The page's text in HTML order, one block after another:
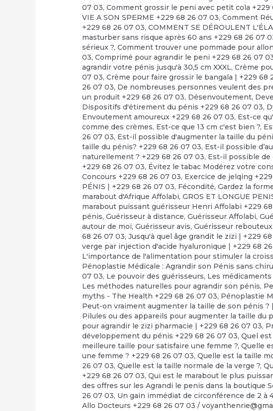
07 03,Comment grossir le peni avec petit cola +229
VIE A SON SPERME +229 68 26 07 03,Comment
+229 68 26 07 03,COMMENT SE DÉROULENT
masturber sans risque après 60 ans +229 68 26 07
sérieux ?,Comment trouver une pommade pour
03,Comprimé pour agrandir le peni +229 68 26 07
agrandir votre pénis jusqu'à 30,5 cm XXXL,Crème
07 03,Crème pour faire grossir le bangala | +229 68
26 07 03, De nombreuses personnes veulent des
un produit +229 68 26 07 03, Désenvoutement,
Dispositifs d'étirement du pénis +229 68 26 07 03,
Envoutement amoureux +229 68 26 07 03, Est-ce
comme des crèmes, Est-ce que 13 cm c'est bien ?,
26 07 03, Est-il possible d'augmenter la taille du
taille du pénis? +229 68 26 07 03, Est-il possible
naturellement ? +229 68 26 07 03, Est-il possible de
+229 68 26 07 03, Évitez le tabac Modérez votre
Concours +229 68 26 07 03, Exercice de jelqing
PÉNIS | +229 68 26 07 03, Fécondité,Gardez la
marabout d'Afrique Affolabi,GROS ET LONGUE
marabout puissant guérisseur Henri Affolabi +229
pénis,Guérisseur à distance,Guérisseur Affolabi,
autour de moi,Guérisseur avis,Guérisseur rebouteux
68 26 07 03,Jusqu'à quel âge grandit le zizi | +229
verge par injection d'acide hyaluronique | +229 68
L'importance de l'alimentation pour stimuler la
Pénoplastie Médicale : Agrandir son Pénis sans
07 03, Le pouvoir des guérisseurs, Les
Les méthodes naturelles pour agrandir son pénis,
myths - The Health +229 68 26 07 03, Pénoplastie
Peut-on vraiment augmenter la taille de son pénis ?
Pilules ou des appareils pour augmenter la taille du
pour agrandir le zizi pharmacie | +229 68 26 07 03,
développement du pénis +229 68 26 07 03,Quel
meilleure taille pour satisfaire une femme ?,Quelle
une femme ? +229 68 26 07 03,Quelle est la taille
26 07 03,Quelle est la taille normale de la verge ?,
+229 68 26 07 03,Qui est le marabout le plus
des offres sur les Agrandi le penis dans la boutique
26 07 03, Un gain immédiat de circonférence de 2 à
Allo Docteurs +229 68 26 07 03 /